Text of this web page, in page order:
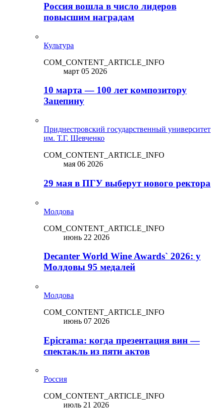
Россия вошла в число лидеров
повысшим наградам
Культура
COM_CONTENT_ARTICLE_INFO
март 05 2026
10 марта — 100 лет композитору
Зацепину
Приднестровский государственный университет
им. Т.Г. Шевченко
COM_CONTENT_ARTICLE_INFO
мая 06 2026
29 мая в ПГУ выберут нового ректора
Молдова
COM_CONTENT_ARTICLE_INFO
июнь 22 2026
Decanter World Wine Awards` 2026: у
Молдовы 95 медалей
Молдова
COM_CONTENT_ARTICLE_INFO
июнь 07 2026
Epicrama: когда презентация вин —
спектакль из пяти актов
Россия
COM_CONTENT_ARTICLE_INFO
июль 21 2026